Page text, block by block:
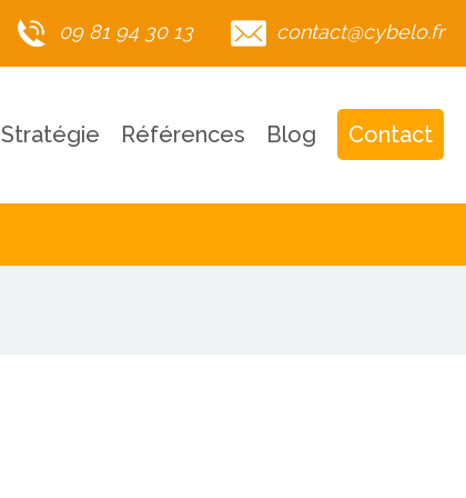
09 81 94 30 13 contact@cybelo.fr
Stratégie Références Blog Contact